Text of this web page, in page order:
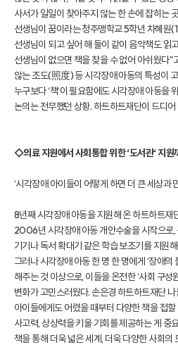
사서가 일일이 찾아주지 않는 한 손에 잡히는
선생님이 꿈이라는 청주맹학교 5학년 차혜원
선생님이 되고 싶어 해 둘이 같이 음악책도 읽
선생님이 없으면 책을 찾을 수 없어 아쉬웠다"
않는 조도(照度) 등 시각장애 아동의 특성이
누구보다 ‘책‘이 필요함에도 시각장애 아동을
논의는 전무했던 상황. 하트하트재단이 드디어
◇의료 지원에서 사회통합 위한 ‘도서관‘ 지원
‘시각장애 아이들이 어떻게 하면 더 큰 세상과
8년째 시각장애 아동을 지원해 온 하트하트재
2006년 시각장애 아동 개안수술을 시작으로,
기기나 독서 확대기 같은 학습 보조기를 지원
그러나 시각장애 아동 한 명 한 명에게 ‘장애의
해주는 것 이상으로, 이들을 온전한 ‘사회 구성
변화가 고민스러웠다. 손은경 하트하트재단
아이들에게도 어렸을 때부터 다양한 책을 접
사고력, 상상력을 키울 기회를 제공하는 게 중
책을 통해 더욱 넓은 세계, 더욱 다양한 사회의